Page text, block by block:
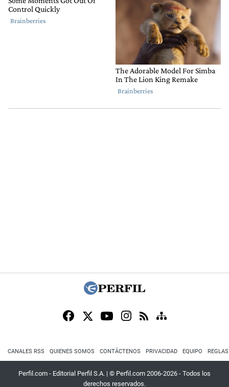
CANALES RSS QUIENES SOMOS CONTÁCTENOS PRIVACIDAD EQUIPO
Perfil.com - Editorial Perfil S.A. | © Perfil.com 2006-2026 - Todos los
derechos reservados.